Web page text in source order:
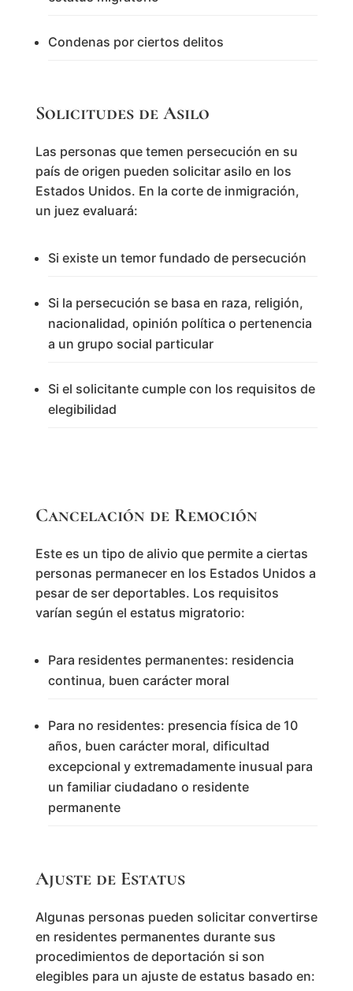
Condenas por ciertos delitos
Solicitudes de Asilo
Las personas que temen persecución en su
país de origen pueden solicitar asilo en los
Estados Unidos. En la corte de inmigración,
un juez evaluará:
Si existe un temor fundado de persecución
Si la persecución se basa en raza, religión,
nacionalidad, opinión política o pertenencia
a un grupo social particular
Si el solicitante cumple con los requisitos de
elegibilidad
Cancelación de Remoción
Este es un tipo de alivio que permite a ciertas
personas permanecer en los Estados Unidos a
pesar de ser deportables. Los requisitos
varían según el estatus migratorio:
Para residentes permanentes: residencia
continua, buen carácter moral
Para no residentes: presencia física de 10
años, buen carácter moral, dificultad
excepcional y extremadamente inusual para
un familiar ciudadano o residente
permanente
Ajuste de Estatus
Algunas personas pueden solicitar convertirse
en residentes permanentes durante sus
procedimientos de deportación si son
elegibles para un ajuste de estatus basado en: